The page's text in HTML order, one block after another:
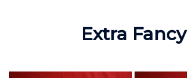
Extra Fancy